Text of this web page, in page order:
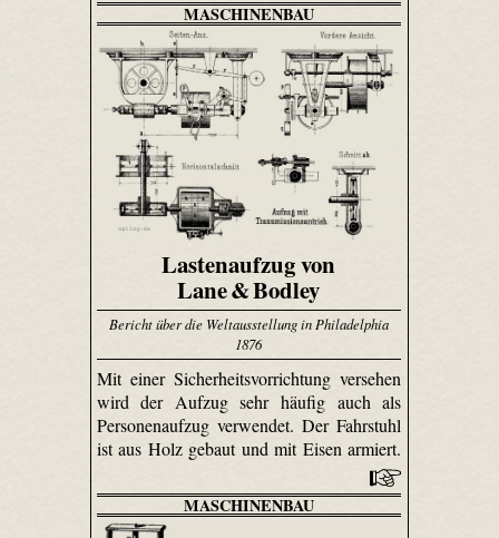
MASCHINENBAU
Lastenaufzug von
Lane & Bodley
Bericht über die Weltausstellung in Philadelphia
1876
Mit einer Sicherheitsvorrichtung versehen
wird der Aufzug sehr häufig auch als
Personenaufzug verwendet. Der Fahrstuhl
ist aus Holz gebaut und mit Eisen armiert.
MASCHINENBAU